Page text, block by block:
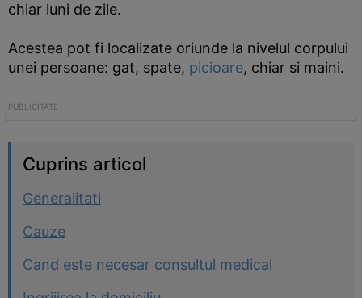
chiar luni de zile.
Acestea pot fi localizate oriunde la nivelul corpului
unei persoane: gat, spate, picioare, chiar si maini.
Cuprins articol
Generalitati
Cauze
Cand este necesar consultul medical